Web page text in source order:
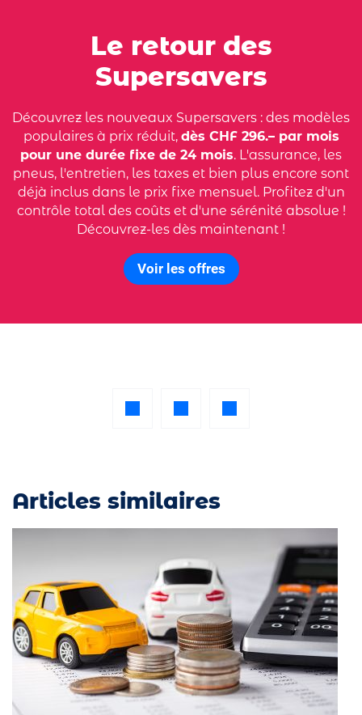
Le retour des
Supersavers
Découvrez les nouveaux Supersavers : des modèles
populaires à prix réduit, dès CHF 296.– par mois
pour une durée fixe de 24 mois. L'assurance, les
pneus, l'entretien, les taxes et bien plus encore sont
déjà inclus dans le prix fixe mensuel. Profitez d'un
contrôle total des coûts et d'une sérénité absolue !
Découvrez-les dès maintenant !
Voir les offres
Articles similaires